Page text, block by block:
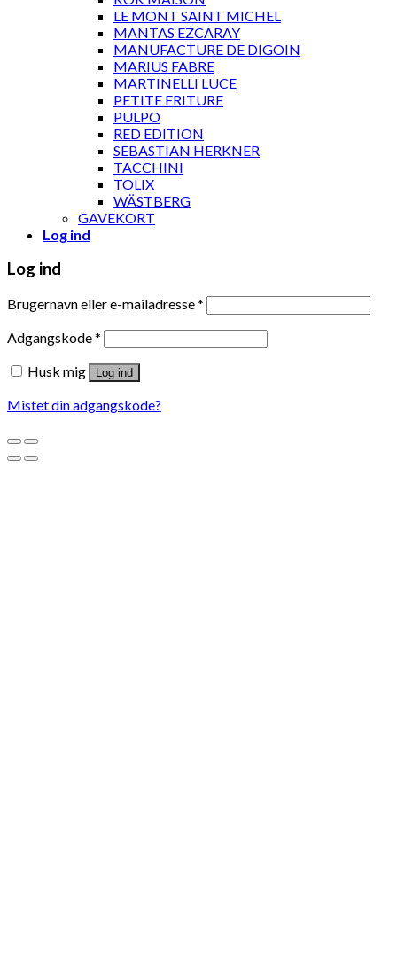
LE MONT SAINT MICHEL
MANTAS EZCARAY
MANUFACTURE DE DIGOIN
MARIUS FABRE
MARTINELLI LUCE
PETITE FRITURE
PULPO
RED EDITION
SEBASTIAN HERKNER
TACCHINI
TOLIX
WÄSTBERG
GAVEKORT
Log ind
Log ind
Brugernavn eller e-mailadresse*
Adgangskode*
Husk mig
Log ind
Mistet din adgangskode?